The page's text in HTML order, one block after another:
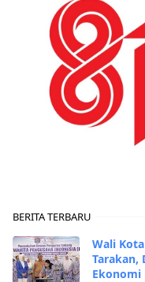
BERITA TERBARU
Wali
Tarakan,
Ekonomi